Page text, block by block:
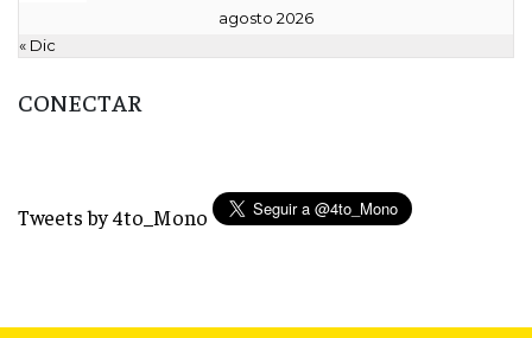
agosto 2026
« Dic
CONECTAR
Tweets by 4to_Mono